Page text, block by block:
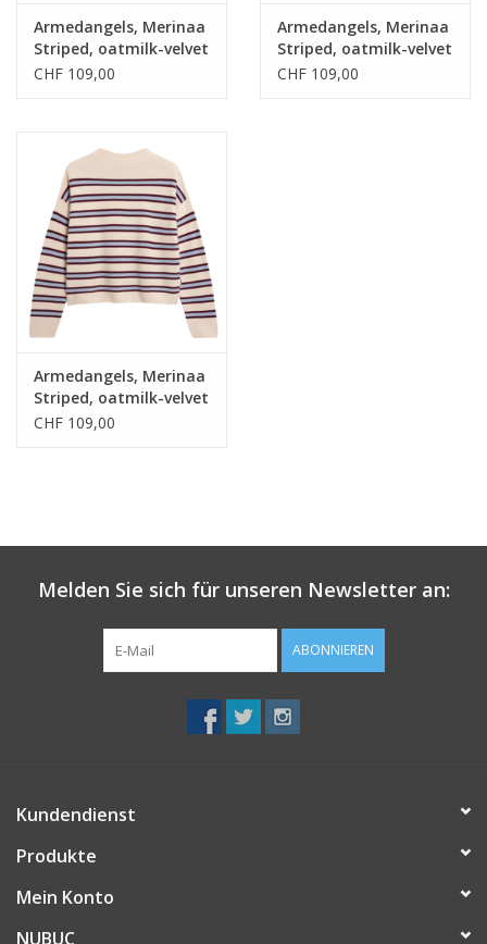
Armedangels, Merinaa
Striped, oatmilk-velvet
red-soft blue, L
CHF 109,00
Armedangels, Merinaa
Striped, oatmilk-velvet
red-soft blue, M
CHF 109,00
Armedangels, Merinaa
Striped, oatmilk-velvet
red-soft blue, S
CHF 109,00
Melden Sie sich für unseren Newsletter an:
ABONNIEREN
Kundendienst
Produkte
Mein Konto
NUBUC